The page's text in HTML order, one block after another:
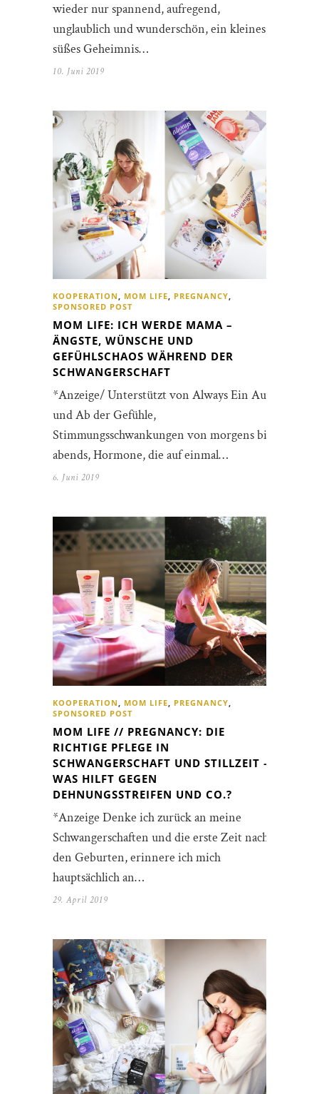
wieder nur spannend, aufregend,
unglaublich und wunderschön, ein kleines,
süßes Geheimnis…
10. Juni 2019
KOOPERATION, MOM LIFE, PREGNANCY,
SPONSORED POST
MOM LIFE: ICH WERDE MAMA –
ÄNGSTE, WÜNSCHE UND
GEFÜHLSCHAOS WÄHREND DER
SCHWANGERSCHAFT
*Anzeige/ Unterstützt von Always Ein Auf
und Ab der Gefühle,
Stimmungsschwankungen von morgens bis
abends, Hormone, die auf einmal…
6. Juni 2019
KOOPERATION MOM LIFE PREGNANCY
SPONSORED POST
MOM LIFE // PREGNANCY: DIE
RICHTIGE PFLEGE IN
SCHWANGERSCHAFT UND STILLZEIT –
WAS HILFT GEGEN
DEHNUNGSSTREIFEN UND CO.?
*Anzeige Denke ich zurück an meine
Schwangerschaften und die erste Zeit nach
den Geburten, erinnere ich mich
hauptsächlich an…
29. April 2019